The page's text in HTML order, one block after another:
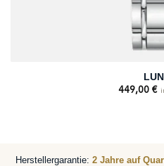
449,00 €
Herstellergarantie: 2 Jahre auf